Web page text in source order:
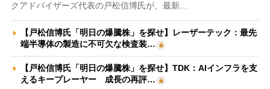
クアドバイザーズ代表の戸松信博氏が、最新…
【戸松信博氏「明日の爆騰株」を探せ】レーザーテック：最先
端半導体の製造に不可欠な検査装…
【戸松信博氏「明日の爆騰株」を探せ】TDK：AIインフラを支
えるキープレーヤー 成長の再評…